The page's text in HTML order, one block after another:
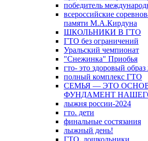
победитель
всероссийские
памяти М.А.Кирдуна
ШКОЛЬНИКИ В ГТО
ГТО без ограничений
Уральский чемпионат
"Снежинка" Приобья
гто- это здоровый
полный комплекс ГТО
СЕМЬЯ — ЭТО
ФУНДАМЕНТ
лыжня россии-2024
гто. дети
финальные состязания
лыжный день!
ГТО. дошкольники